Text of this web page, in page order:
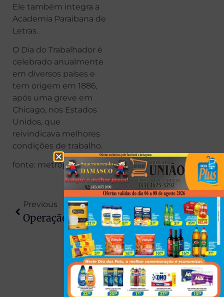
Ele também integra a
Academia Paraibana de
Letras.
O Dia do Trabalhador é
celebrado anualmente
em diversos países e
tem origem em 1886,
após uma greve em
Chicago, nos Estados
Unidos, que
reivindicava melhores
condições de trabalho.
fonte: metrópoles
Previous
Operação Do Dia Do Trabalhador 2026 Reforça Fiscalização Nas Rodovias Do Paraná
Next
Motorista Avança Preferencial, Causa Acidente Fatal E Mata Dono Da Banda Fonte Luminosa Em Maringá